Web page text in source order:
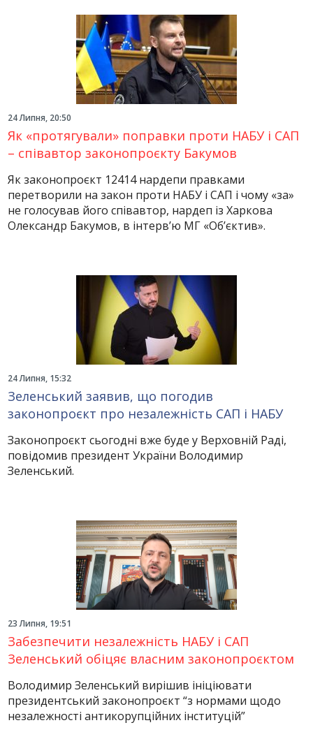
24 Липня, 20:50
Як «протягували» поправки проти НАБУ і САП
– співавтор законопроєкту Бакумов
Як законопроєкт 12414 нардепи правками
перетворили на закон проти НАБУ і САП і чому «за»
не голосував його співавтор, нардеп із Харкова
Олександр Бакумов, в інтерв’ю МГ «Об’єктив».
24 Липня, 15:32
Зеленський заявив, що погодив
законопроєкт про незалежність САП і НАБУ
Законопроєкт сьогодні вже буде у Верховній Раді,
повідомив президент України Володимир
Зеленський.
23 Липня, 19:51
Забезпечити незалежність НАБУ і САП
Зеленський обіцяє власним законопроєктом
Володимир Зеленський вирішив ініціювати
президентський законопроєкт “з нормами щодо
незалежності антикорупційних інституцій”